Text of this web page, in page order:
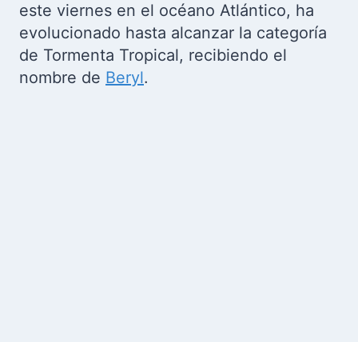
este viernes en el océano Atlántico, ha
evolucionado hasta alcanzar la categoría
de Tormenta Tropical, recibiendo el
nombre de Beryl.